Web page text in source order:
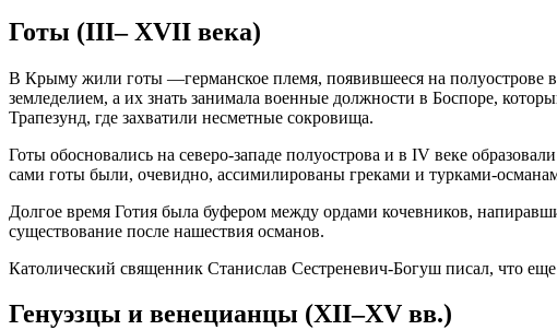
Готы (III– XVII века)
В Крыму жили готы —германское племя, появившееся на полуострове
земледелием, а их знать занимала военные должности в Боспоре,
Трапезунд, где захватили несметные сокровища.
Готы обосновались на северо-западе полуострова и в IV веке
сами готы были, очевидно, ассимилированы греками и турками-
Долгое время Готия была буфером между ордами кочевников,
существование после нашествия османов.
Католический священник Станислав Сестреневич-Богуш писал, что
Генуэзцы и венецианцы (XII–XV вв.)